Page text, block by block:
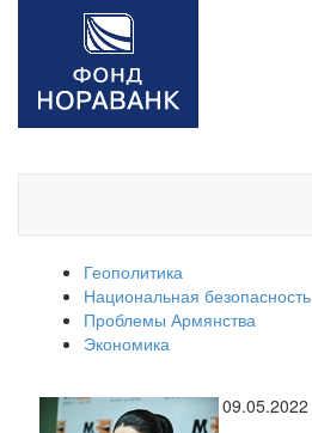
Геополитика
Национальная безопасность
Проблемы Армянства
Экономика
09.05.2022